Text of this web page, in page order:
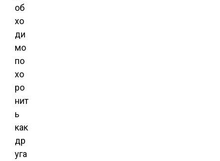
об
хо
ди
мо
по
хо
ро
нит
ь
как
др
уга